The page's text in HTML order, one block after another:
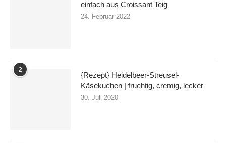
einfach aus Croissant Teig
24. Februar 2022
2
{Rezept} Heidelbeer-Streusel-
Käsekuchen | fruchtig, cremig, lecker
30. Juli 2020